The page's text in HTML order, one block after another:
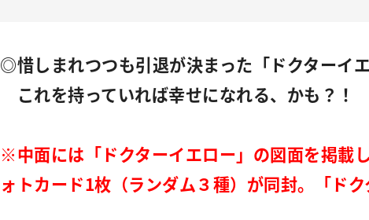
◎惜しまれつつも引退が決まった「ドクターイ
これを持っていれば幸せになれる、かも？！
※中面には「ドクターイエロー」の図面を掲載し
ォトカード1枚（ランダム３種）が同封。「ド